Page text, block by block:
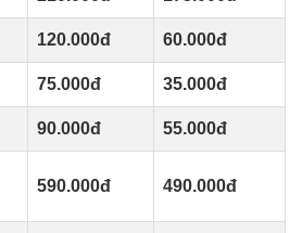
120.000đ 60.000đ
75.000đ 35.000đ
90.000đ 55.000đ
590.000đ 490.000đ